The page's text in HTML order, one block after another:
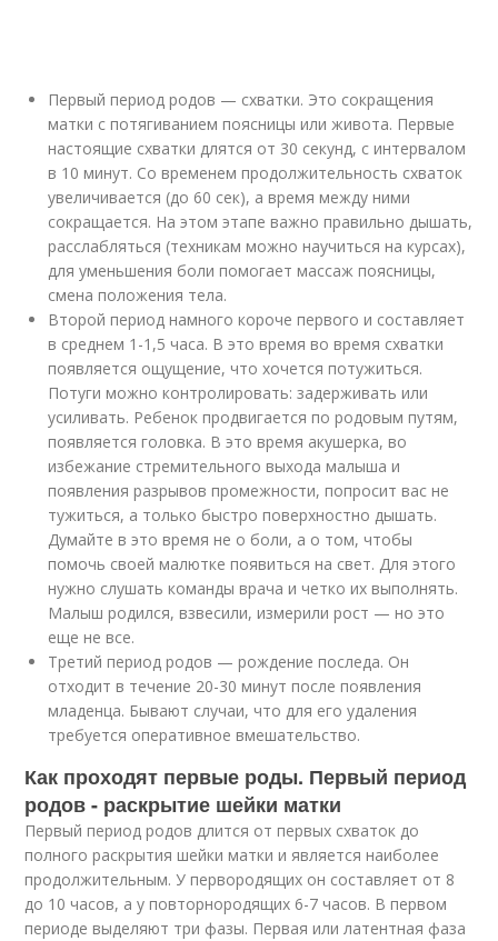
Первый период родов — схватки. Это сокращения
матки с потягиванием поясницы или живота. Первые
настоящие схватки длятся от 30 секунд, с интервалом
в 10 минут. Со временем продолжительность схваток
увеличивается (до 60 сек), а время между ними
сокращается. На этом этапе важно правильно дышать,
расслабляться (техникам можно научиться на курсах),
для уменьшения боли помогает массаж поясницы,
смена положения тела.
Второй период намного короче первого и составляет
в среднем 1-1,5 часа. В это время во время схватки
появляется ощущение, что хочется потужиться.
Потуги можно контролировать: задерживать или
усиливать. Ребенок продвигается по родовым путям,
появляется головка. В это время акушерка, во
избежание стремительного выхода малыша и
появления разрывов промежности, попросит вас не
тужиться, а только быстро поверхностно дышать.
Думайте в это время не о боли, а о том, чтобы
помочь своей малютке появиться на свет. Для этого
нужно слушать команды врача и четко их выполнять.
Малыш родился, взвесили, измерили рост — но это
еще не все.
Третий период родов — рождение последа. Он
отходит в течение 20-30 минут после появления
младенца. Бывают случаи, что для его удаления
требуется оперативное вмешательство.
Как проходят первые роды. Первый период
родов - раскрытие шейки матки
Первый период родов длится от первых схваток до
полного раскрытия шейки матки и является наиболее
продолжительным. У первородящих он составляет от 8
до 10 часов, а у повторнородящих 6-7 часов. В первом
периоде выделяют три фазы. Первая или латентная фаза